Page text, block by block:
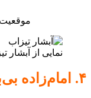
نمایی از آبشار
۴. امام‌زاده بی‌بی زبیده